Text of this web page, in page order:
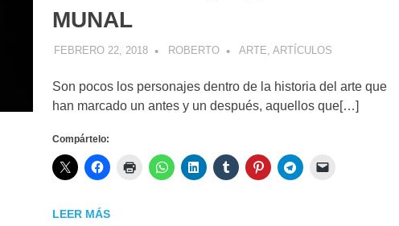
MUNAL
FEBRERO 22, 2018 ROBERTO ARTE ,ARTÍCULOS
Son pocos los personajes dentro de la historia del arte que
han marcado un antes y un después, aquellos que[…]
Compártelo:
LEER MÁS